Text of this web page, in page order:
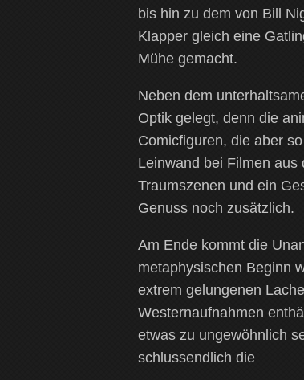
bis hin zu dem von Bill
Klapper gleich eine
Mühe gemacht.
Neben dem
Optik gelegt, denn die
Comicfiguren, die aber
Leinwand bei Filmen
Traumszenen und ein
Genuss noch zusätzlich.
Am Ende kommt die
metaphysischen Beginn
extrem gelungenen
Westernaufnahmen
etwas zu ungewöhnlich
schlussendlich die